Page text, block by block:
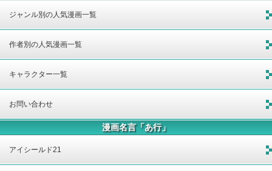
ジャンル別の人気漫画一覧
作者別の人気漫画一覧
キャラクター一覧
お問い合わせ
漫画名言「あ行」
アイシールド21